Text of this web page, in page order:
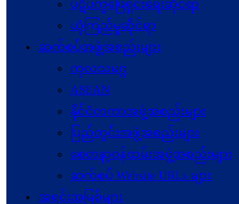
ပဋိပက္ခ‌ဖြေရှင်းရေးဆိုင်ရာ
ယုံကြည်မှုဆိုင်ရာ
ဆက်စပ်အဖွဲ့အစည်းများ
ကုလသမဂ္ဂ
ASEAN
နိုင်ငံတကာအဖွဲ့အစည်းများ
ပြည်တွင်းအဖွဲ့အစည်းများ
စေတနာ့ဝန်ထမ်းအဖွဲ့အစည်းများ
ဆက်စပ် Website URLs များ
အရင်းအမြစ်များ